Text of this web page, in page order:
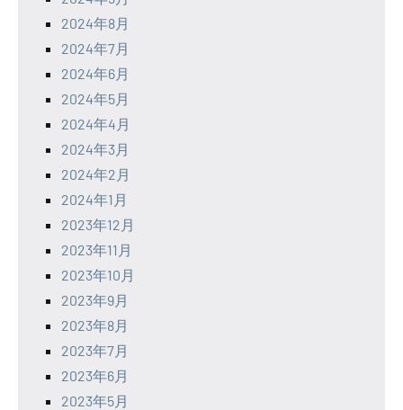
2024年8月
2024年7月
2024年6月
2024年5月
2024年4月
2024年3月
2024年2月
2024年1月
2023年12月
2023年11月
2023年10月
2023年9月
2023年8月
2023年7月
2023年6月
2023年5月